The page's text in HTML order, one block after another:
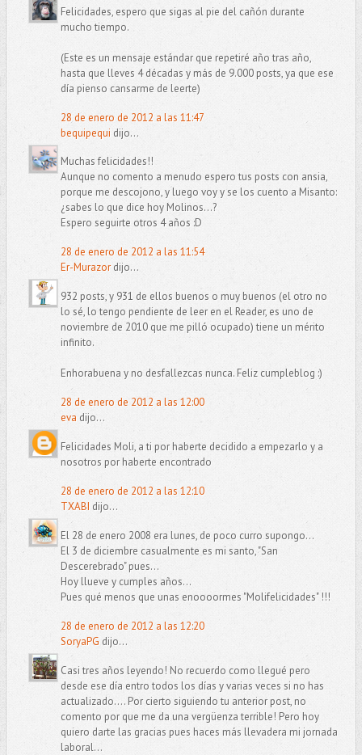
Felicidades, espero que sigas al pie del cañón durante
mucho tiempo.
(Este es un mensaje estándar que repetiré año tras año,
hasta que lleves 4 décadas y más de 9.000 posts, ya que ese
día pienso cansarme de leerte)
28 de enero de 2012 a las 11:47
bequipequi dijo...
Muchas felicidades!!
Aunque no comento a menudo espero tus posts con ansia,
porque me descojono, y luego voy y se los cuento a Misanto:
¿sabes lo que dice hoy Molinos...?
Espero seguirte otros 4 años :D
28 de enero de 2012 a las 11:54
Er-Murazordijo...
932 posts, y 931 de ellos buenos o muy buenos (el otro no
lo sé, lo tengo pendiente de leer en el Reader, es uno de
noviembre de 2010 que me pilló ocupado) tiene un mérito
infinito.
Enhorabuena y no desfallezcas nunca. Feliz cumpleblog :)
28 de enero de 2012 a las 12:00
eva dijo...
Felicidades Moli, a ti por haberte decidido a empezarlo y a
nosotros por haberte encontrado
28 de enero de 2012 a las 12:10
TXABI dijo...
El 28 de enero 2008 era lunes, de poco curro supongo...
El 3 de diciembre casualmente es mi santo, "San
Descerebrado" pues...
Hoy llueve y cumples años...
Pues qué menos que unas enoooormes "Molifelicidades" !!!
28 de enero de 2012 a las 12:20
SoryaPG dijo...
Casi tres años leyendo! No recuerdo como llegué pero
desde ese día entro todos los días y varias veces si no has
actualizado.... Por cierto siguiendo tu anterior post, no
comento por que me da una vergüenza terrible! Pero hoy
quiero darte las gracias pues haces más llevadera mi jornada
laboral...